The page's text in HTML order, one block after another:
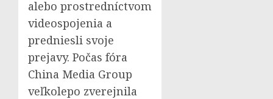
alebo prostredníctvom
videospojenia a
predniesli svoje
prejavy. Počas fóra
China Media Group
veľkolepo zverejnila